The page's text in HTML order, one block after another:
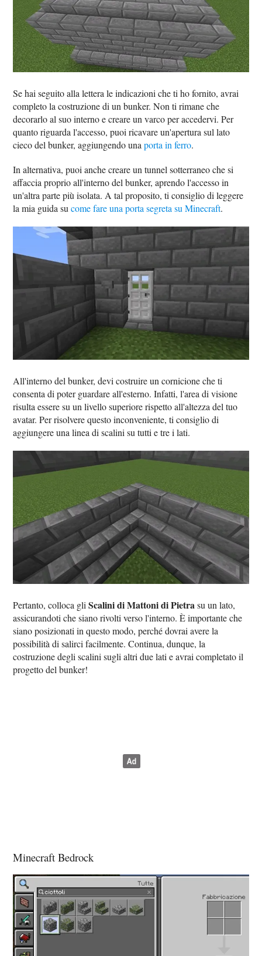
Se hai seguito alla lettera le indicazioni che ti ho fornito, avrai
completo la costruzione di un bunker. Non ti rimane che
decorarlo al suo interno e creare un varco per accedervi. Per
quanto riguarda l'accesso, puoi ricavare un'apertura sul lato
cieco del bunker, aggiungendo unaporta in ferro.
In alternativa, puoi anche creare un tunnel sotterraneo che si
affaccia proprio all'interno del bunker, aprendo l'accesso in
un'altra parte più isolata. A tal proposito, ti consiglio di leggere
la mia guida sucome fare una porta segreta su Minecraft.
All'interno del bunker, devi costruire un cornicione che ti
consenta di poter guardare all'esterno. Infatti, l'area di visione
risulta essere su un livello superiore rispetto all'altezza del tuo
avatar. Per risolvere questo inconveniente, ti consiglio di
aggiungere una linea di scalini su tutti e tre i lati.
Pertanto, colloca gliScalini di Mattoni di Pietrasu un lato,
assicurandoti che siano rivolti verso l'interno. È importante che
siano posizionati in questo modo, perché dovrai avere la
possibilità di salirci facilmente. Continua, dunque, la
costruzione degli scalini sugli altri due lati e avrai completato il
progetto del bunker!
Minecraft Bedrock